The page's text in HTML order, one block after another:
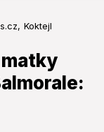
Koktejl